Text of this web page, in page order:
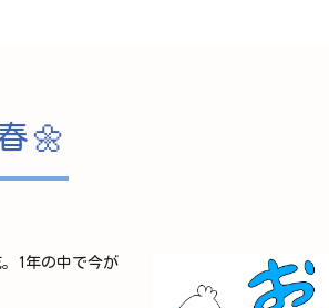
🌼
1年の中で今が